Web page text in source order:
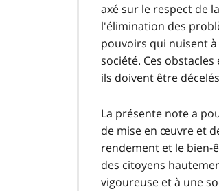
axé sur le respect de
l'élimination des
pouvoirs qui nuisent
société. Ces
ils doivent être
La présente note a
de mise en œuvre et
rendement et le bien-
des citoyens
vigoureuse et à une